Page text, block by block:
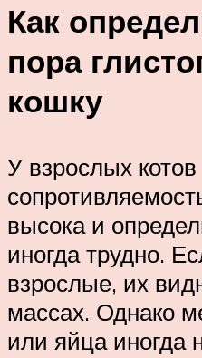
Как
пора
кошку
У взрослых котов
высока и
иногда трудно.
взрослые, их
массах. Однако
или яйца иногда